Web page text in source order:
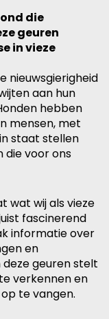
die
geuren
in vieze
nieuwsgierigheid
aan hun
hebben
mensen, met
staat stellen
die voor ons
wat wij als vieze
fascinerend
informatie over
en
geuren stelt
verkennen en
te vangen.